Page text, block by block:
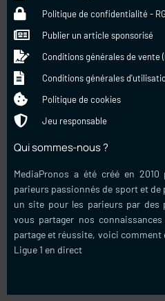
Politique de confidentialité -
Publier un article sponsorisé
Conditions générales de vente
Conditions générales
Politique de cookies
Jeu responsable
Qui sommes-nous ?
MediaPronos a été créé en
parieurs passionnés de sport et
un site pour les parieurs par des
vous partager nos
partage et réussite, voici
Ligue 1 en direct